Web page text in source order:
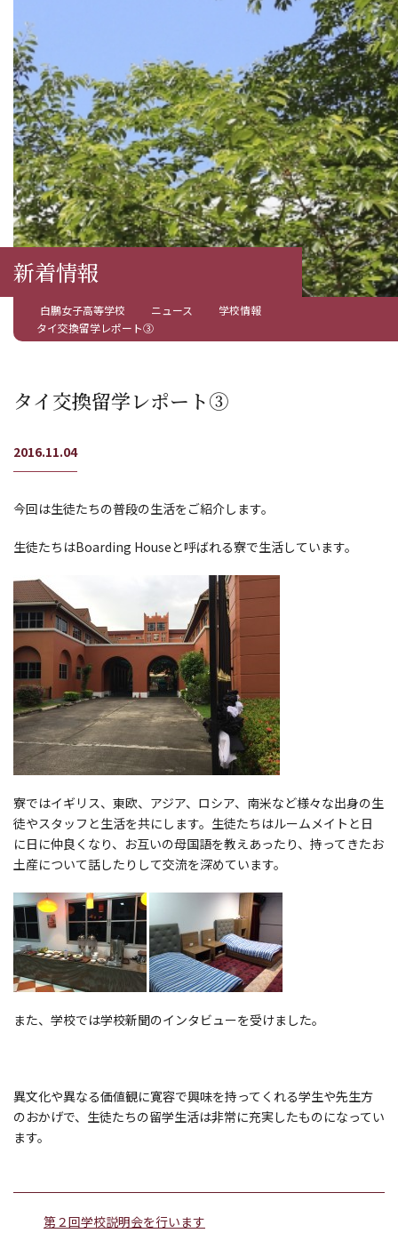
新着情報
白鵬女子高等学校 ニュース
学校情報
タイ交換留学レポート③
タイ交換留学レポート③
2016.11.04
今回は生徒たちの普段の生活をご紹介します。
生徒たちはBoarding Houseと呼ばれる寮で生活しています。
寮ではイギリス、東欧、アジア、ロシア、南米など様々な出身の生
徒やスタッフと生活を共にします。生徒たちはルームメイトと日
に日に仲良くなり、お互いの母国語を教えあったり、持ってきたお
土産について話したりして交流を深めています。
また、学校では学校新聞のインタビューを受けました。
異文化や異なる価値観に寛容で興味を持ってくれる学生や先生方
のおかげで、生徒たちの留学生活は非常に充実したものになってい
ます。
第２回学校説明会を行います